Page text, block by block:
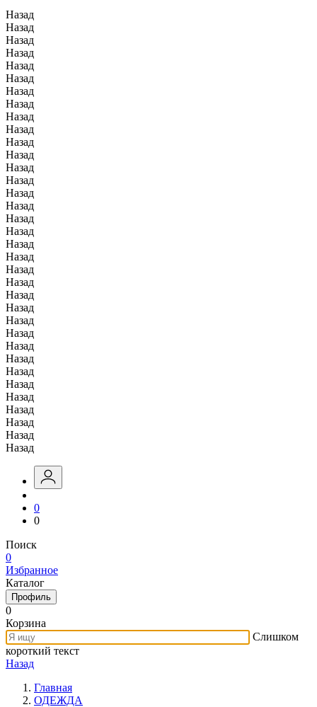
Назад
Назад
Назад
Назад
Назад
Назад
Назад
Назад
Назад
Назад
Назад
Назад
Назад
Назад
Назад
Назад
Назад
Назад
Назад
Назад
Назад
Назад
Назад
Назад
Назад
Назад
Назад
Назад
Назад
Назад
Назад
Назад
Назад
Назад
Назад
0
0
Поиск
0
Избранное
Каталог
Профиль
0
Корзина
Слишком
короткий текст
Назад
Главная
ОДЕЖДА